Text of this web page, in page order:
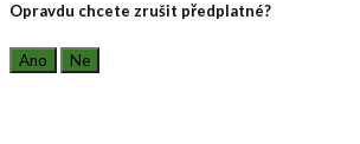
Opravdu chcete zrušit předplatné?
Ano Ne